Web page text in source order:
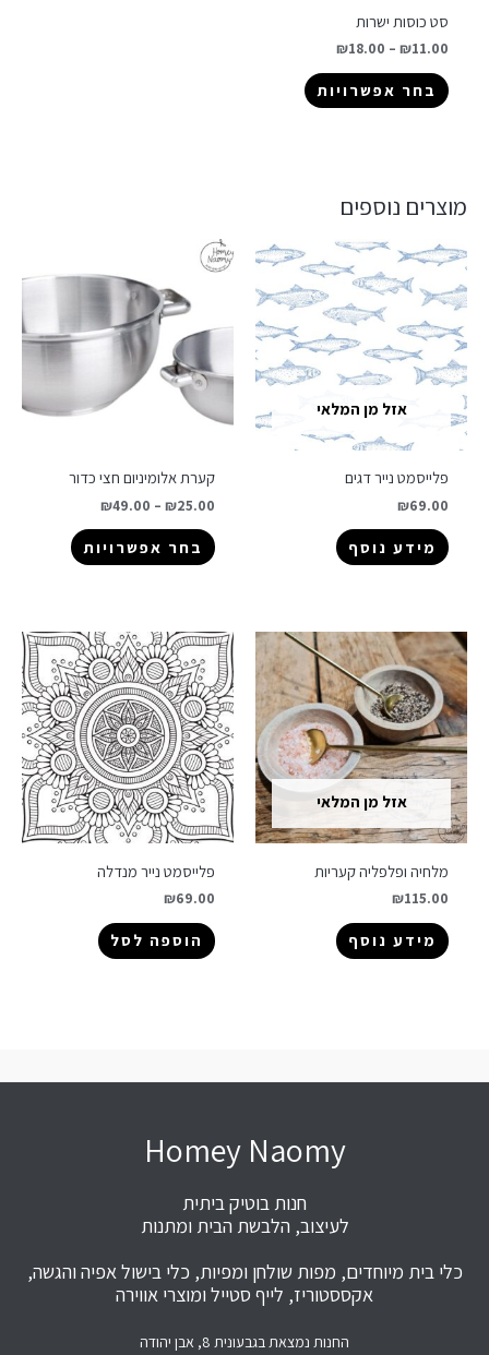
סט כוסות ישרות
₪11.00
–
₪18.00
בחר אפשרויות
מוצרים נוספים
אזל מן המלאי
פלייסמט נייר דגים
₪69.00
מידע נוסף
קערת אלומיניום חצי כדור
₪25.00
–
₪49.00
בחר אפשרויות
אזל מן המלאי
מלחיה ופלפליה קעריות
₪115.00
מידע נוסף
פלייסמט נייר מנדלה
₪69.00
הוספה לסל
Homey Naomy
חנות בוטיק ביתית
לעיצוב, הלבשת הבית ומתנות
כלי בית מיוחדים, מפות שולחן ומפיות, כלי בישול אפיה והגשה,
אקססטוריז, לייף סטייל ומוצרי אווירה
החנות נמצאת בגבעונית 8, אבן יהודה